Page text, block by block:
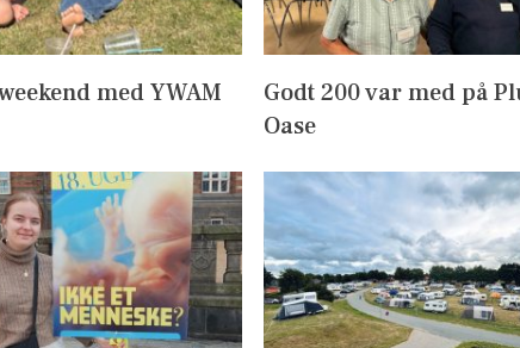
med YWAM
Godt 200 var med på
Oase